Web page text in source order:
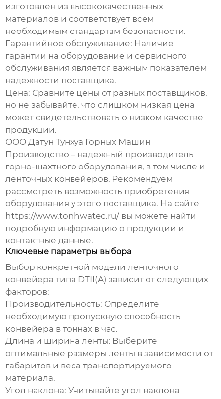
изготовлен из высококачественных
материалов и соответствует всем
необходимым стандартам безопасности.
Гарантийное обслуживание: Наличие
гарантии на оборудование и сервисного
обслуживания является важным показателем
надежности поставщика.
Цена: Сравните цены от разных поставщиков,
но не забывайте, что слишком низкая цена
может свидетельствовать о низком качестве
продукции.
ООО Датун Тунхуа Горных Машин
Производство – надежный производитель
горно-шахтного оборудования, в том числе и
ленточных конвейеров. Рекомендуем
рассмотреть возможность приобретения
оборудования у этого поставщика. На сайте
https://www.tonhwatec.ru/ вы можете найти
подробную информацию о продукции и
контактные данные.
Ключевые параметры выбора
Выбор конкретной моделиленточного
конвейера типа DTII(A) зависит от следующих
факторов:
Производительность: Определите
необходимую пропускную способность
конвейера в тоннах в час.
Длина и ширина ленты: Выберите
оптимальные размеры ленты в зависимости от
габаритов и веса транспортируемого
материала.
Угол наклона: Учитывайте угол наклона